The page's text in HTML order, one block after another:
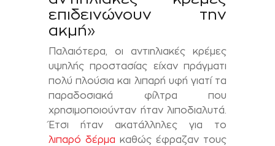
επιδεινώνουν την
ακμή»
Παλαιότερα, οι αντιηλιακές κρέμες
υψηλής προστασίας είχαν πράγματι
πολύ πλούσια και λιπαρή υφή γιατί τα
παραδοσιακά φίλτρα που
χρησιμοποιούνταν ήταν λιποδιαλυτά.
Έτσι ήταν ακατάλληλες για το
λιπαρό δέρμα καθώς έφραζαν τους